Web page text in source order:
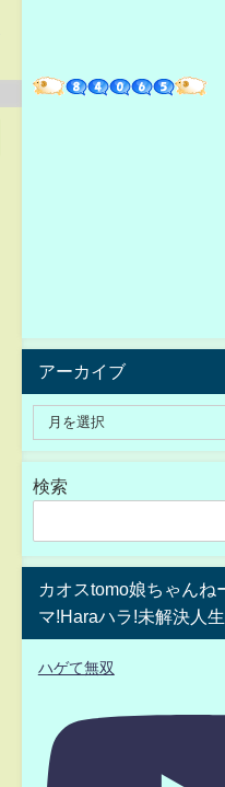
アーカイブ
検索
カオスtomo娘ちゃんね
マ!Haraハラ!未解決人
ハゲて無双